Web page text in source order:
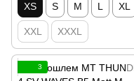
XS S M L XL
XXL XXXL
3